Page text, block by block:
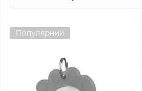
Популярний